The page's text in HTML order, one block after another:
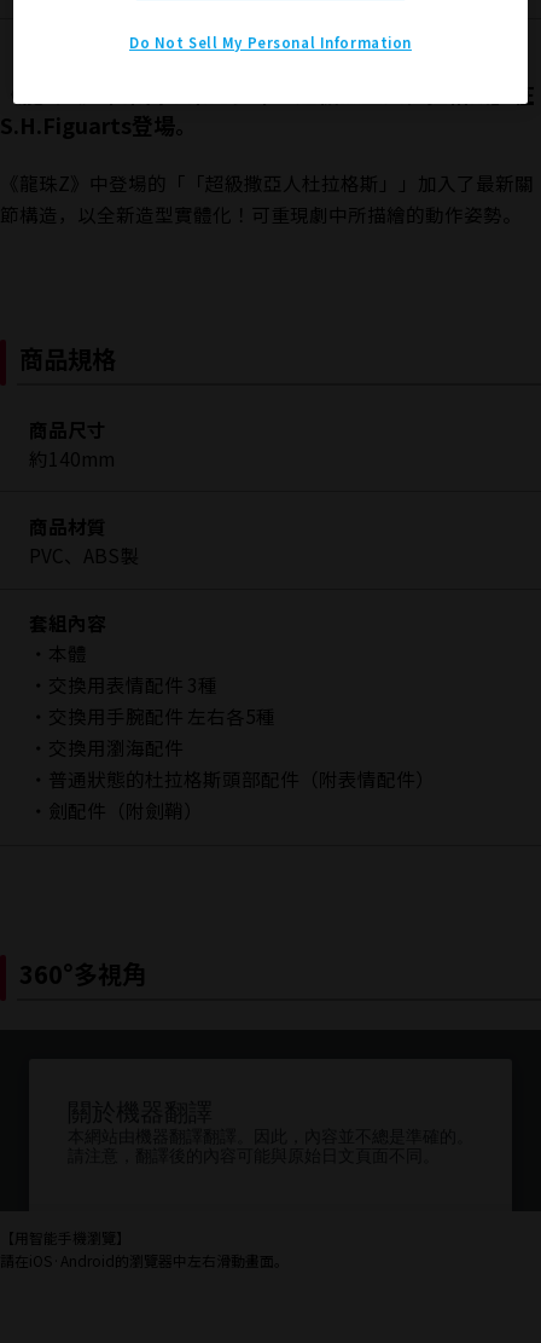
《龍珠Z》中來自未來的少年「超級撒亞人杜拉格斯」在
S.H.Figuarts登場。
《龍珠Z》中登場的「「超級撒亞人杜拉格斯」」加入了最新關
節構造，以全新造型實體化！可重現劇中所描繪的動作姿勢。
商品規格
商品尺寸
約140mm
商品材質
PVC、ABS製
套組內容
・本體
・交換用表情配件 3種
・交換用手腕配件 左右各5種
・交換用瀏海配件
・普通狀態的杜拉格斯頭部配件（附表情配件）
・劍配件（附劍鞘）
360°多視角
【用智能手機瀏覽】
請在iOS·Android的瀏覽器中左右滑動畫面。
Do Not Sell My Personal Information